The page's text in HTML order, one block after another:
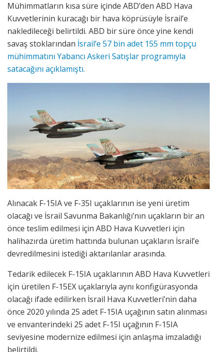
Mühimmatların kısa süre içinde ABD’den ABD Hava
Kuvvetlerinin kuracağı bir hava köprüsüyle İsrail’e
nakledileceği belirtildi. ABD bir süre önce yine kendi
savaş stoklarından İsrail’e 57 bin adet 155 mm topçu
mühimmatını Yabancı Askeri Satışlar programıyla
satacağını açıklamıştı.
Alınacak F-15IA ve F-35I uçaklarının ise yeni üretim
olacağı ve İsrail Savunma Bakanlığı’nın uçakların bir an
önce teslim edilmesi için ABD Hava Kuvvetleri için
halihazırda üretim hattında bulunan uçakların İsrail’e
devredilmesini istediği aktarılanlar arasında.
Tedarik edilecek F-15IA uçaklarının ABD Hava Kuvvetleri
için üretilen F-15EX uçaklarıyla aynı konfigürasyonda
olacağı ifade edilirken İsrail Hava Kuvvetleri’nin daha
önce 2020 yılında 25 adet F-15IA uçağının satın alınması
ve envanterindeki 25 adet F-15I uçağının F-15IA
seviyesine modernize edilmesi için anlaşma imzaladığı
belirtildi.